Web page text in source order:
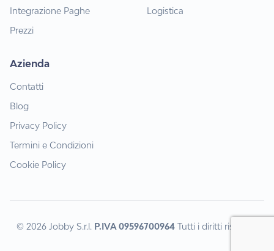
Integrazione Paghe
Prezzi
Logistica
Azienda
Contatti
Blog
Privacy Policy
Termini e Condizioni
Cookie Policy
© 2026 Jobby S.r.l. P.IVA 09596700964Tutti i diritti riservati.